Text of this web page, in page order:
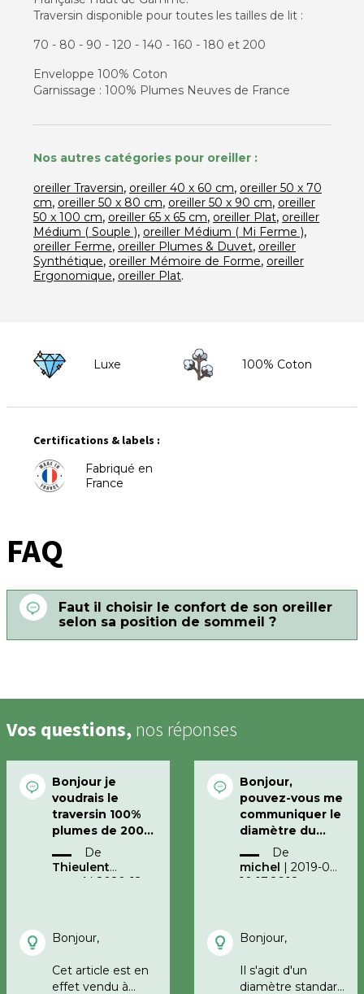
Traversin disponible pour toutes les tailles de lit :
70 - 80 - 90 - 120 - 140 - 160 - 180 et 200
Enveloppe 100% Coton
Garnissage : 100% Plumes Neuves de France
Nos autres catégories pour oreiller :
oreiller Traversin, oreiller 40 x 60 cm, oreiller 50 x 70
cm, oreiller 50 x 80 cm, oreiller 50 x 90 cm, oreiller
50 x 100 cm, oreiller 65 x 65 cm, oreiller Plat, oreiller
Médium ( Souple ), oreiller Médium ( Mi Ferme ),
oreiller Ferme, oreiller Plumes & Duvet, oreiller
Synthétique, oreiller Mémoire de Forme, oreiller
Ergonomique, oreiller Plat.
Luxe 100% Coton
Certifications & labels :
Fabriqué en
France
FAQ
Faut il choisir le confort de son oreiller
selon sa position de sommeil ?
Vos questions, nos réponses
Bonjour je
voudrais le
traversin 100%
plumes de 200
cm en ferme ,
sur la photo il y
en a deux petit
Cordialement
De
Thieulent
maud | 2020-12-
Bonjour,
Cet article est en
effet vendu à
Bonjour,
pouvez-vous me
communiquer le
diamètre du
traversin 100%
plumes, confort
ferme. (prix
De
michel | 2019-08-
10 17:26:18
Bonjour,
Il s'agit d'un
diamètre standard